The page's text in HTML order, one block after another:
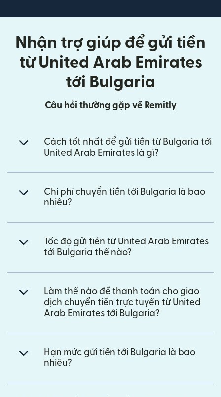
Nhận trợ giúp để gửi tiền
từ United Arab Emirates
tới Bulgaria
Câu hỏi thường gặp về Remitly
Cách tốt nhất để gửi tiền từ Bulgaria tới
United Arab Emirates là gì?
Chi phí chuyển tiền tới Bulgaria là bao
nhiêu?
Tốc độ gửi tiền từ United Arab Emirates
tới Bulgaria thế nào?
Làm thế nào để thanh toán cho giao
dịch chuyển tiền trực tuyến từ United
Arab Emirates tới Bulgaria?
Hạn mức gửi tiền tới Bulgaria là bao
nhiêu?